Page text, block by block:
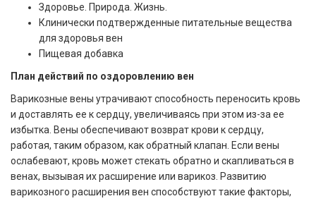
Здоровье. Природа. Жизнь.
Клинически подтвержденные питательные вещества
для здоровья вен
Пищевая добавка
План действий по оздоровлению вен
Варикозные вены утрачивают способность переносить кровь
и доставлять ее к сердцу, увеличиваясь при этом из-за ее
избытка. Вены обеспечивают возврат крови к сердцу,
работая, таким образом, как обратный клапан. Если вены
ослабевают, кровь может стекать обратно и скапливаться в
венах, вызывая их расширение или варикоз. Развитию
варикозного расширения вен способствуют такие факторы,